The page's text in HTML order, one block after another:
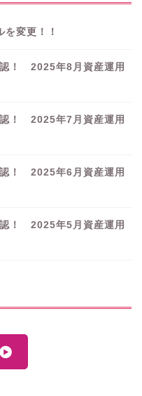
変更！！
！ 2025年8月資産運用
！ 2025年7月資産運用
！ 2025年6月資産運用
！ 2025年5月資産運用